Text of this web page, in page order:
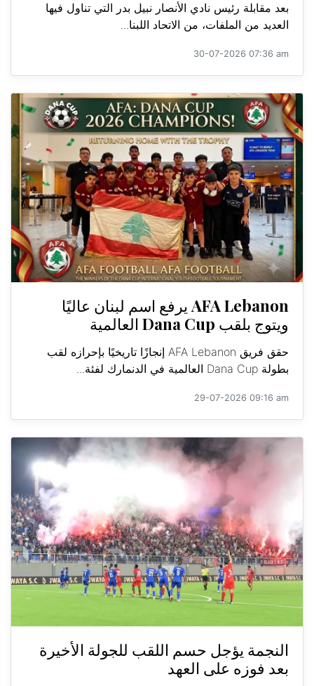
بعد مقابلة رئيس نادي الأنصار نبيل بدر التي تناول فيها
العديد من الملفات، من الاتحاد اللبنا...
30-07-2026 07:36 am
AFA Lebanon يرفع اسم لبنان عاليًا
ويتوج بلقب Dana Cup العالمية
حقق فريق AFA Lebanon إنجازًا تاريخيًا بإحرازه لقب
بطولة Dana Cup العالمية في الدنمارك لفئة...
29-07-2026 09:16 am
النجمة يؤجل حسم اللقب للجولة الأخيرة
بعد فوزه على العهد